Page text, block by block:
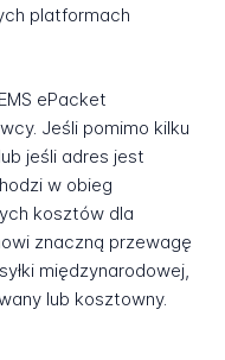
platformach
ePacket
Jeśli pomimo kilku
jeśli adres jest
w obieg
kosztów dla
znaczną przewagę
międzynarodowej,
lub kosztowny.